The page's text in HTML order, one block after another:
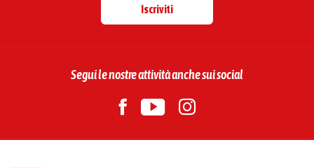
Iscriviti
Segui le nostre attività anche sui social